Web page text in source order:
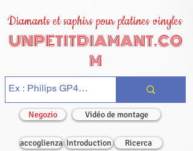
Diamants et saphirs pour platines vinyles
UNPETITDIAMANT.CO
M
Negozio Vidéo de montage
accoglienza Introduction Ricerca